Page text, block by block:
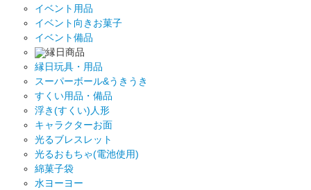
イベント用品
イベント向きお菓子
イベント備品
縁日商品
縁日玩具・用品
スーパーボール&うきうき
すくい用品・備品
浮き(すくい)人形
キャラクターお面
光るブレスレット
光るおもちゃ(電池使用)
綿菓子袋
水ヨーヨー